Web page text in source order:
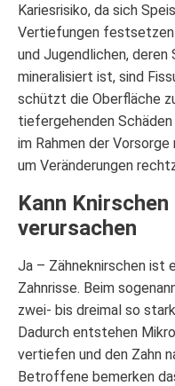
Kariesrisiko, da sich
Vertiefungen festsetzen
und Jugendlichen,
mineralisiert ist, sind
schützt die Oberfläche
tiefergehenden
im Rahmen der
um Veränderungen
Kann
verursachen
Ja – Zähneknirschen ist
Zahnrisse. Beim
zwei- bis dreimal so
Dadurch entstehen
vertiefen und den Zahn
Betroffene bemerken